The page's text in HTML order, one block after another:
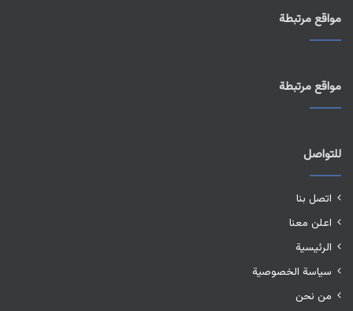
مواقع مرتبطة
مواقع مرتبطة
للتواصل
اتصل بنا
اعلن معنا
الرئيسية
سياسة الخصوصية
من نحن